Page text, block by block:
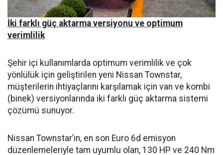
İki farklı güç aktarma versiyonu ve optimum
verimlilik
Şehir içi kullanımlarda optimum verimlilik ve çok
yönlülük için geliştirilen yeni Nissan Townstar,
müşterilerin ihtiyaçlarını karşılamak için van ve kombi
(binek) versiyonlarında iki farklı güç aktarma sistemi
çözümü sunuyor.
Nissan Townstar’ın, en son Euro 6d emisyon
düzenlemeleriyle tam uyumlu olan, 130 HP ve 240 Nm